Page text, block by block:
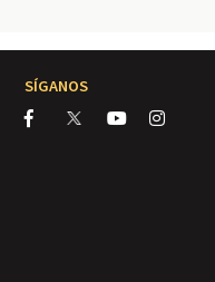
SÍGANOS